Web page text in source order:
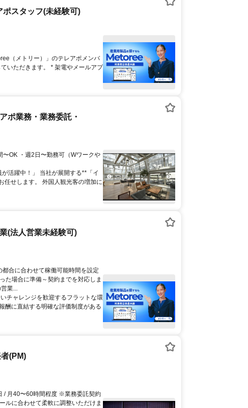
スタッフ(未経験可)
（メトリー）」のテレアポメンバ
いただきます。 * 架電やメールアプ
ポ業務・業務委託・
OK ・週2日〜勤務可（Wワークや
活躍中！」 当社が展開する**「イ
任せします。 外国人観光客の増加に
(法人営業未経験可)
合に合わせて稼働可能時間を設定
た場合に準備～契約までを対応しま
業...
チャレンジを歓迎するフラットな環
酬に直結する明確な評価制度がある
(PM)
/ 月40〜60時間程度 ※業務委託契約
ルに合わせて柔軟に調整いただけま